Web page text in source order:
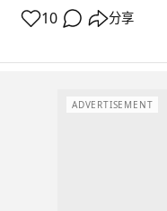
10 分享
ADVERTISEMENT